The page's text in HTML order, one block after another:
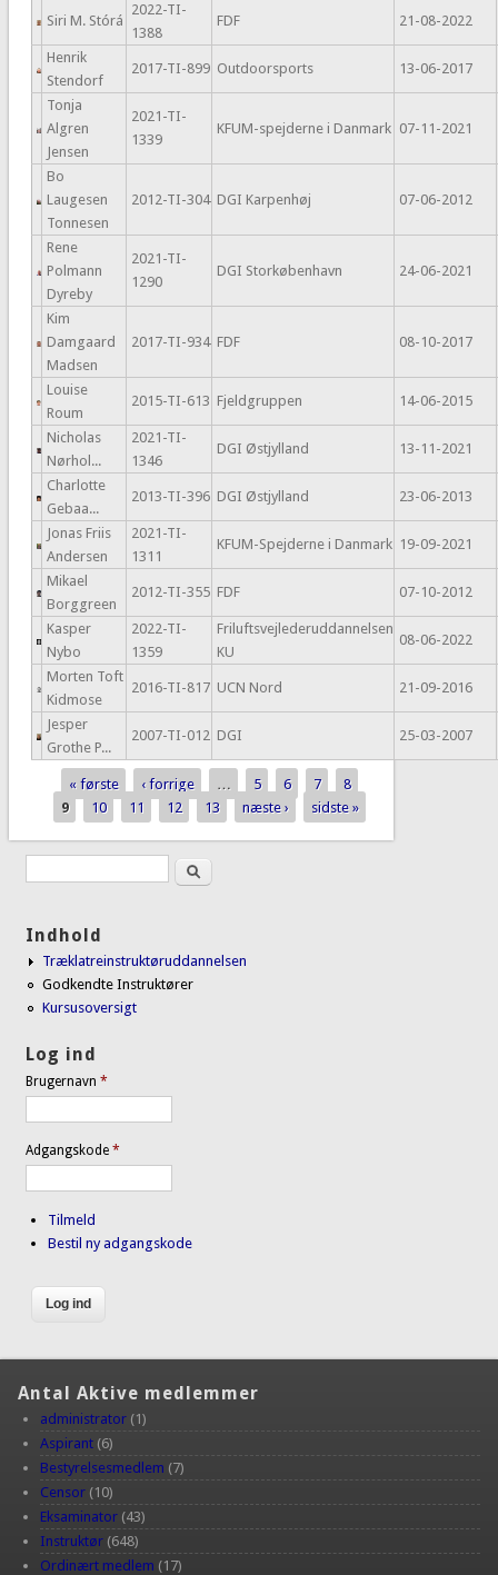
Siri M. Stórá
2022-TI-
1388
FDF 21-08-2022
Henrik
Stendorf
2017-TI-899 Outdoorsports 13-06-2017
Tonja
Algren
Jensen
2021-TI-
1339
KFUM-spejderne i Danmark 07-11-2021
Bo
Laugesen
Tonnesen
2012-TI-304 DGI Karpenhøj 07-06-2012
Rene
Polmann
Dyreby
2021-TI-
1290
DGI Storkøbenhavn 24-06-2021
Kim
Damgaard
Madsen
2017-TI-934 FDF 08-10-2017
Louise
Roum
2015-TI-613 Fjeldgruppen 14-06-2015
Nicholas
Nørhol...
2021-TI-
1346
DGI Østjylland 13-11-2021
Charlotte
Gebaa...
2013-TI-396 DGI Østjylland 23-06-2013
Jonas Friis
Andersen
2021-TI-
1311
KFUM-Spejderne i Danmark 19-09-2021
Mikael
Borggreen
2012-TI-355 FDF 07-10-2012
Kasper
Nybo
2022-TI-
1359
Friluftsvejlederuddannelsen
KU
08-06-2022
Morten Toft
Kidmose
2016-TI-817 UCN Nord 21-09-2016
Jesper
Grothe P...
2007-TI-012 DGI 25-03-2007
Sider
« første ‹ forrige … 5 6 7
8
9
10 11 12 13 næste › sidste »
Søgefelt Søg
Indhold
Træklatreinstruktøruddannelsen
Godkendte Instruktører
Kursusoversigt
Log ind
Brugernavn*
Adgangskode*
Tilmeld
Bestil ny adgangskode
Antal Aktive medlemmer
administrator(1)
Aspirant(6)
Bestyrelsesmedlem (7)
Censor(10)
Eksaminator(43)
Instruktør(648)
Ordinært medlem (17)